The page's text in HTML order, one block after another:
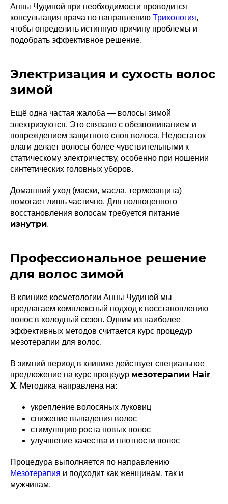
Анны Чудиной при необходимости проводится
консультация врача по направлению Трихология,
чтобы определить истинную причину проблемы и
подобрать эффективное решение.
Электризация и сухость волос
зимой
Ещё одна частая жалоба — волосы зимой
электризуются. Это связано с обезвоживанием и
повреждением защитного слоя волоса. Недостаток
влаги делает волосы более чувствительными к
статическому электричеству, особенно при ношении
синтетических головных уборов.
Домашний уход (маски, масла, термозащита)
помогает лишь частично. Для полноценного
восстановления волосам требуется питание
изнутри.
Профессиональное решение
для волос зимой
В клинике косметологии Анны Чудиной мы
предлагаем комплексный подход к восстановлению
волос в холодный сезон. Одним из наиболее
эффективных методов считается курс процедур
мезотерапии для волос.
В зимний период в клинике действует специальное
предложение на курс процедур мезотерапии Hair
X. Методика направлена на:
укрепление волосяных луковиц
снижение выпадения волос
стимуляцию роста новых волос
улучшение качества и плотности волос
Процедура выполняется по направлению
Мезотерапия и подходит как женщинам, так и
мужчинам.